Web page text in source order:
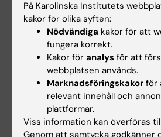
med verksamhetsförlagd
avStudiesociala kommittén.
Information om
Placeringsportalen
Från höstterminen 2026
placeringar att publiceras i
Placeringsportalen
.
termin 2, inom kommunal
På Karolinska Institutets
kakor för olika syften:
Nödvändiga kakor för att
fungera korrekt.
Kakor för analys för att
webbplatsen används.
Marknadsföringskakor för
relevant innehåll och
plattformar.
Viss information kan överföras
Genom att samtycka godkänner